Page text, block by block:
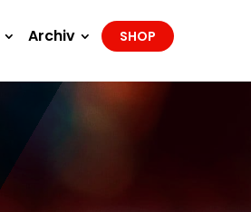
Archiv SHOP